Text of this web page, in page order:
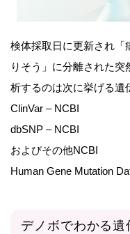
検体採取日に更新され「
りそう」に分離された
析するのは次に挙げる遺
ClinVar – NCBI
dbSNP – NCBI
およびその他NCBI
Human Gene Mutation
デノボでわかる遺